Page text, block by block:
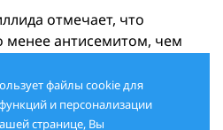
отмечает, что
менее антисемитом, чем
политику каудильо.
происхождение
что он «истинный
файлы cookie для
и персонализации
странице, Вы